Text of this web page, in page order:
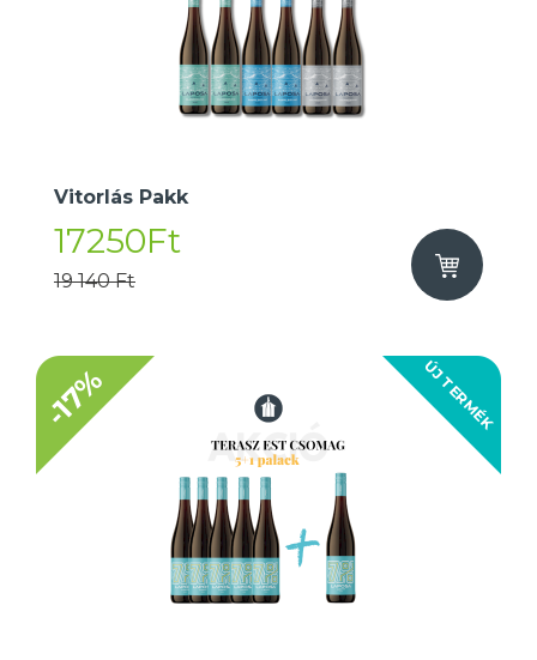
Vitorlás Pakk
17250Ft
19 140 Ft
ÚJ TERMÉK
-17%